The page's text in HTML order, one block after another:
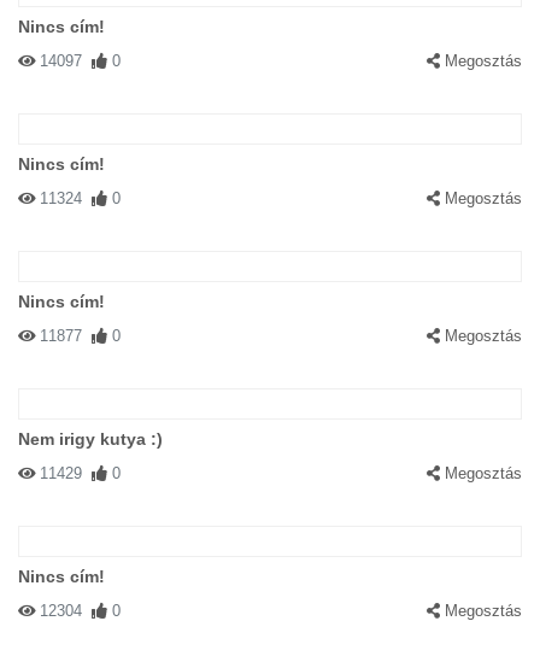
Nincs cím!
14097 0 Megosztás
Nincs cím!
11324 0 Megosztás
Nincs cím!
11877 0 Megosztás
Nem irigy kutya :)
11429 0 Megosztás
Nincs cím!
12304 0 Megosztás